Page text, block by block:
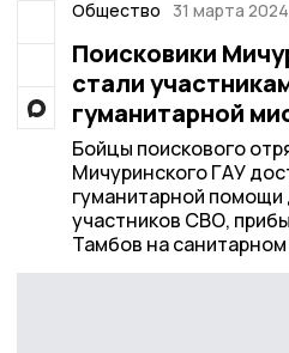
Общество 31 марта
Поисковики
стали
гуманитарной
Бойцы поискового
Мичуринского ГАУ
гуманитарной
участников СВО,
Тамбов на